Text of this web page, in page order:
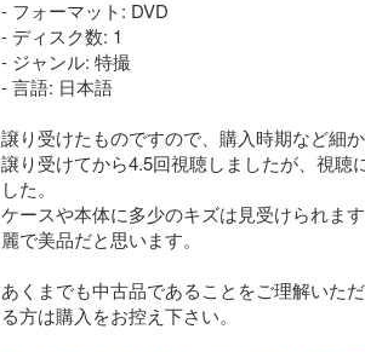
- フォーマット: DVD
- ディスク数: 1
- ジャンル: 特撮
- 言語: 日本語
譲り受けたものですので、購入時期など細
譲り受けてから4.5回視聴しましたが、視聴
した。
ケースや本体に多少のキズは見受けられま
麗で美品だと思います。
あくまでも中古品であることをご理解いた
る方は購入をお控え下さい。